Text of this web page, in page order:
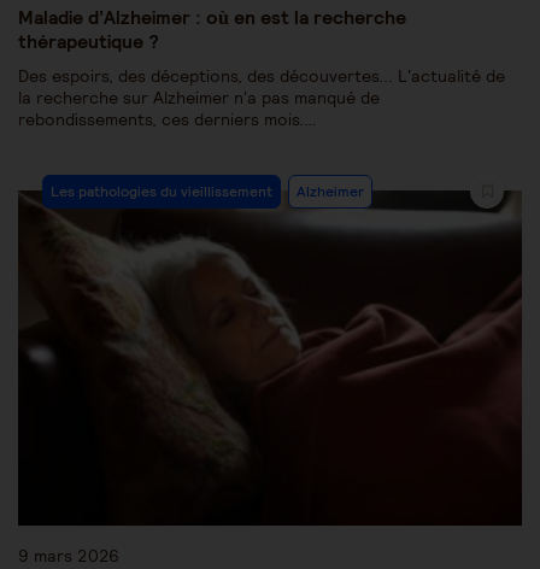
Maladie d’Alzheimer : où en est la recherche
thérapeutique ?
Des espoirs, des déceptions, des découvertes... L'actualité de
la recherche sur Alzheimer n'a pas manqué de
rebondissements, ces derniers mois.…
Les pathologies du vieillissement Alzheimer
9 mars 2026